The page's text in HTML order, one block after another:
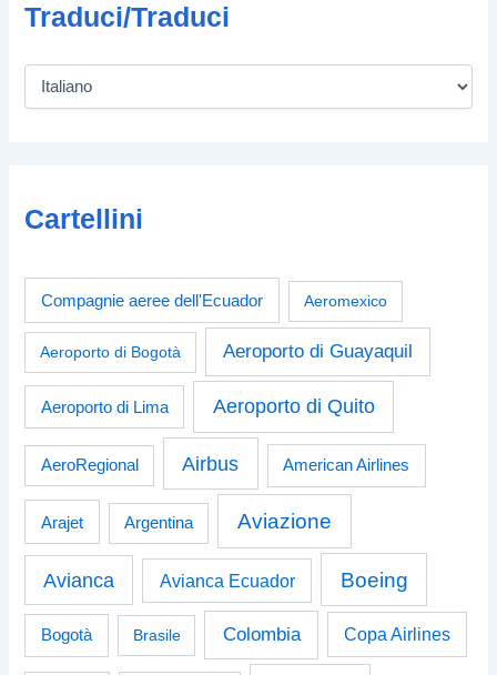
Traduci/Traduci
Cartellini
Compagnie aeree dell'Ecuador Aeromexico
Aeroporto di Bogotà Aeroporto di Guayaquil
Aeroporto di Lima Aeroporto di Quito
AeroRegional Airbus American Airlines
Arajet Argentina Aviazione
Avianca Avianca Ecuador Boeing
Bogotà Brasile Colombia Copa Airlines